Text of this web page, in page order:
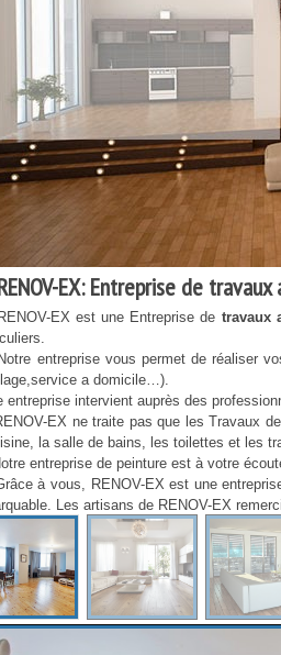
EX: Entreprise de
EX est une Entreprise de travaux
entreprise vous permet de réaliser
a domicile…).
entreprise intervient auprès des
EX ne traite pas que les Travaux de
la salle de bains, les toilettes et les
entreprise de peinture est à votre
à vous, RENOV-EX est une
Les artisans de RENOV-EX